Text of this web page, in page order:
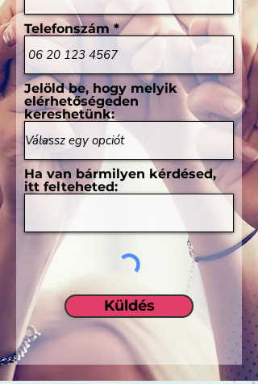
Telefonszám
Jelöld be, hogy melyik
elérhetőségeden
kereshetünk:
Ha van bármilyen kérdésed,
itt felteheted:
Küldés